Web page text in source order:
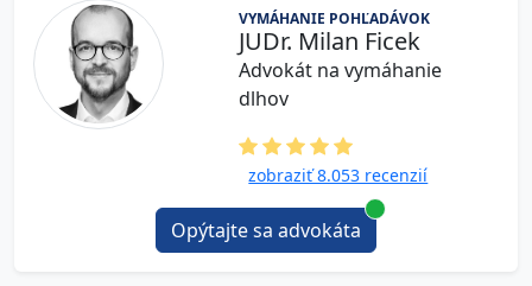
VYMÁHANIE POHĽADÁVOK
JUDr. Milan Ficek
Advokát na vymáhanie
dlhov
zobraziť 8.053 recenzií
Opýtajte sa advokáta